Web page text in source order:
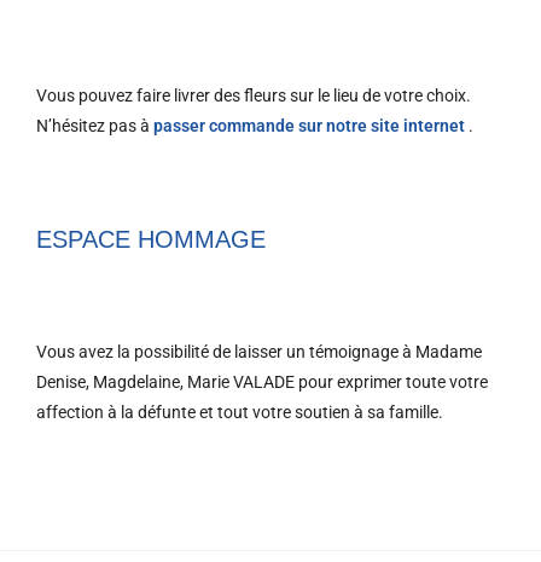
Vous pouvez faire livrer des fleurs sur le lieu de votre choix.
N’hésitez pas à passer commande sur notre site internet .
ESPACE HOMMAGE
Vous avez la possibilité de laisser un témoignage à Madame
Denise, Magdelaine, Marie VALADE pour exprimer toute votre
affection à la défunte et tout votre soutien à sa famille.